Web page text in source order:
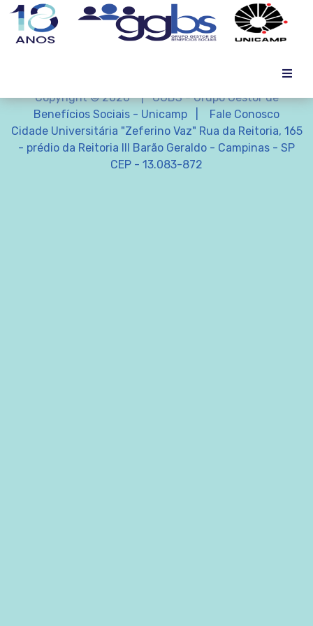
Copyright © 2026 | GGBS - Grupo Gestor de
Benefícios Sociais - Unicamp | Fale Conosco
Cidade Universitária "Zeferino Vaz" Rua da Reitoria, 165
- prédio da Reitoria III Barão Geraldo - Campinas - SP
CEP - 13.083-872